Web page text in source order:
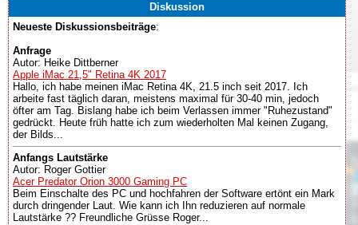
Diskussion
Neueste Diskussionsbeiträge:
Anfrage
Autor: Heike Dittberner
Apple iMac 21,5" Retina 4K 2017
Hallo, ich habe meinen iMac Retina 4K, 21.5 inch seit 2017. Ich
arbeite fast täglich daran, meistens maximal für 30-40 min, jedoch
öfter am Tag. Bislang habe ich beim Verlassen immer "Ruhezustand"
gedrückt. Heute früh hatte ich zum wiederholten Mal keinen Zugang,
der Bilds...
Anfangs Lautstärke
Autor: Roger Gottier
Acer Predator Orion 3000 Gaming PC
Beim Einschalte des PC und hochfahren der Software ertönt ein Mark
durch dringender Laut. Wie kann ich Ihn reduzieren auf normale
Lautstärke ?? Freundliche Grüsse Roger...